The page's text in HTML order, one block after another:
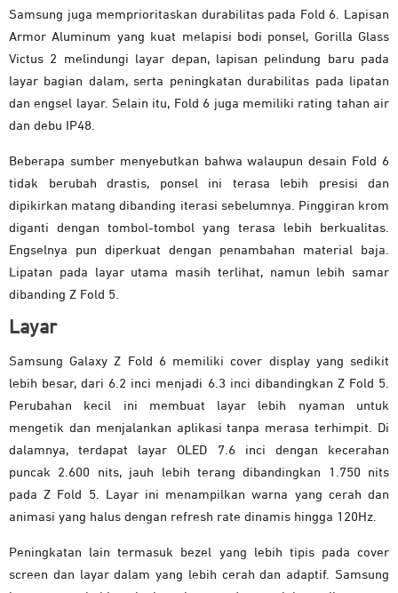
Samsung juga memprioritaskan durabilitas pada Fold 6. Lapisan
Armor Aluminum yang kuat melapisi bodi ponsel, Gorilla Glass
Victus 2 melindungi layar depan, lapisan pelindung baru pada
layar bagian dalam, serta peningkatan durabilitas pada lipatan
dan engsel layar. Selain itu, Fold 6 juga memiliki rating tahan air
dan debu IP48.
Beberapa sumber menyebutkan bahwa walaupun desain Fold 6
tidak berubah drastis, ponsel ini terasa lebih presisi dan
dipikirkan matang dibanding iterasi sebelumnya. Pinggiran krom
diganti dengan tombol-tombol yang terasa lebih berkualitas.
Engselnya pun diperkuat dengan penambahan material baja.
Lipatan pada layar utama masih terlihat, namun lebih samar
dibanding Z Fold 5.
Layar
Samsung Galaxy Z Fold 6 memiliki cover display yang sedikit
lebih besar, dari 6.2 inci menjadi 6.3 inci dibandingkan Z Fold 5.
Perubahan kecil ini membuat layar lebih nyaman untuk
mengetik dan menjalankan aplikasi tanpa merasa terhimpit. Di
dalamnya, terdapat layar OLED 7.6 inci dengan kecerahan
puncak 2.600 nits, jauh lebih terang dibandingkan 1.750 nits
pada Z Fold 5. Layar ini menampilkan warna yang cerah dan
animasi yang halus dengan refresh rate dinamis hingga 120Hz.
Peningkatan lain termasuk bezel yang lebih tipis pada cover
screen dan layar dalam yang lebih cerah dan adaptif. Samsung